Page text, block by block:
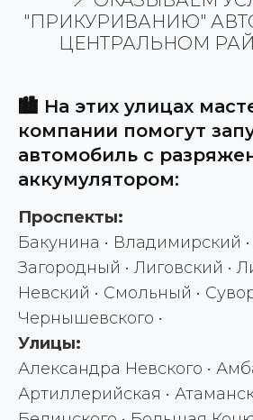
"ПРИКУРИВАНИЮ"
ЦЕНТРАЛЬНОМ
🏙️ На этих улицах
компании помогут
автомобиль с
аккумулятором:
Проспекты:
Бакунина • Владимирский •
Загородный • Лиговский •
Невский • Смольный •
Чернышевского •
Улицы:
Александра Невского •
Артиллерийская •